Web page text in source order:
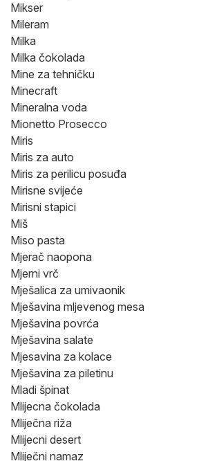
Mikser
Mileram
Milka
Milka čokolada
Mine za tehničku
Minecraft
Mineralna voda
Mionetto Prosecco
Miris
Miris za auto
Miris za perilicu posuđa
Mirisne svijeće
Mirisni stapici
Miš
Miso pasta
Mjerač naopona
Mjerni vrč
Mješalica za umivaonik
Mješavina mljevenog mesa
Mješavina povrća
Mješavina salate
Mjesavina za kolace
Mješavina za piletinu
Mladi špinat
Mlijecna čokolada
Mliječna riža
Mlijecni desert
Mliječni namaz